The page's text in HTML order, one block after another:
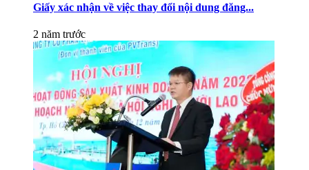
Giấy xác nhận về việc thay đổi nội dung đăng...
2 năm trước